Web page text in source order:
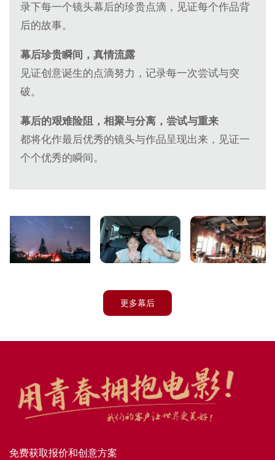
录下每一个镜头幕后的珍贵点滴，见证每个作品背
后的故事。
幕后珍贵瞬间，真情流露
见证创意诞生的点滴努力，记录每一次尝试与突
破。
幕后的艰难险阻，相聚与分离，尝试与重来
都将化作最后优秀的镜头与作品呈现出来，见证一
个个优秀的瞬间。
更多幕后
免费获取报价和创意方案